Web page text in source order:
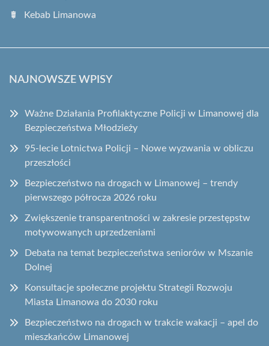
Kebab Limanowa
NAJNOWSZE WPISY
Ważne Działania Profilaktyczne Policji w Limanowej dla
Bezpieczeństwa Młodzieży
95-lecie Lotnictwa Policji – Nowe wyzwania w obliczu
przeszłości
Bezpieczeństwo na drogach w Limanowej – trendy
pierwszego półrocza 2026 roku
Zwiększenie transparentności w zakresie przestępstw
motywowanych uprzedzeniami
Debata na temat bezpieczeństwa seniorów w Mszanie
Dolnej
Konsultacje społeczne projektu Strategii Rozwoju
Miasta Limanowa do 2030 roku
Bezpieczeństwo na drogach w trakcie wakacji – apel do
mieszkańców Limanowej